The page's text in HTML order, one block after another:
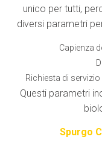
unico per tutti,
diversi parametri
Capienza
Richiesta di
Questi parametri
Spurgo